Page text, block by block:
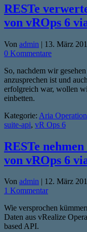
RESTe
von vROps 6
Von admin | 13. März
0 Kommentare
So, nachdem wir
anzusprechen ist und
erfolgreich war, wollen
einbetten.
Kategorie: Aria
suite-api, vR Ops 6
RESTe
von vROps 6
Von admin | 12. März
1 Kommentar
Wie versprochen
Daten aus vRealize
based API.